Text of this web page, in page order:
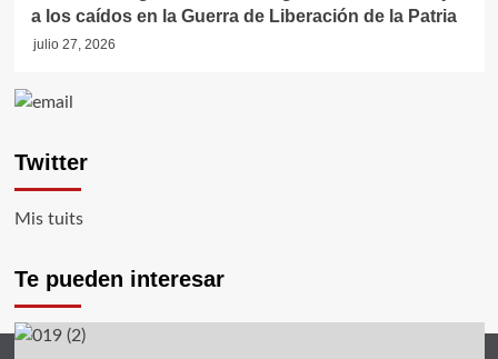
a los caídos en la Guerra de Liberación de la Patria
julio 27, 2026
Twitter
Mis tuits
Te pueden interesar